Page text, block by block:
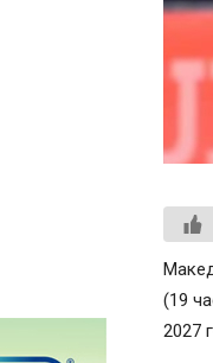
(19
2027